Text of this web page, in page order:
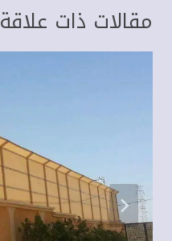
مقالات ذات علاقة